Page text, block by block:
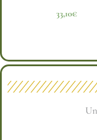
33,10€